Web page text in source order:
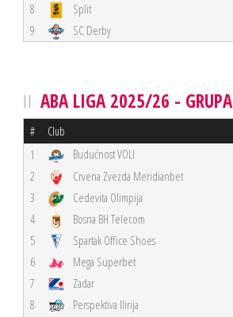
8
Split
9
SC Derby
ABA LIGA 2025/26 -
# Club
1 Budućnost VOLI
2
Crvena Zvezda Meridianbet
3
Cedevita Olimpija
4
Bosna BH Telecom
5
Spartak Office Shoes
6
Mega Superbet
7
Zadar
8
Perspektiva Ilirija